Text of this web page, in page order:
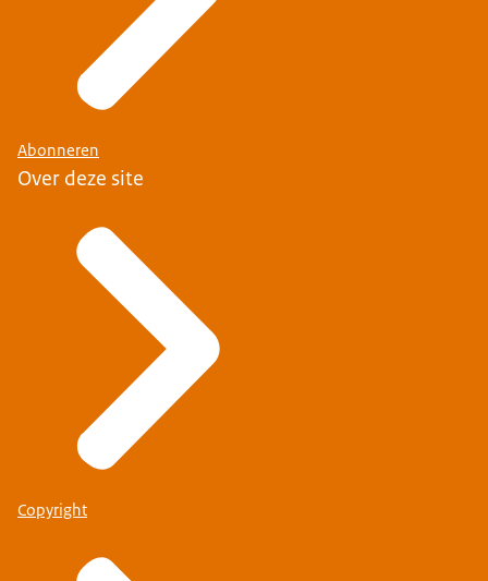
Abonneren
Over deze site
Copyright